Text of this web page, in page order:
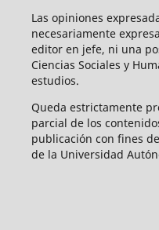
Las opiniones
necesariamente
editor en jefe, ni una
Ciencias Sociales y
estudios.
Queda estrictamente
parcial de los
publicación con fines
de la Universidad